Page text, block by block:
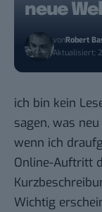
neue
vonRobert
Aktualisiert:
ich bin kein
sagen, was
wenn ich
Online-Auftritt
Wichtig